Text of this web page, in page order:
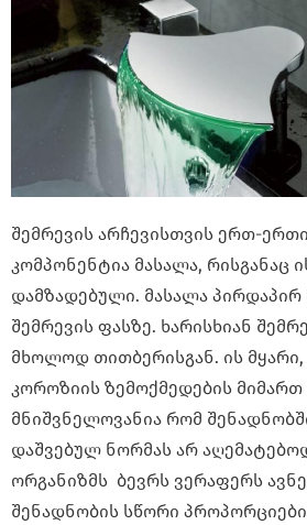
შემრევის არჩევისთვის ერთ-
კომპონენტია მასალა, რისგანაც
დამზადებული. მასალა პირდაპირ
შემრევის ფასზე. ხარისხიან
მხოლოდ თითბერისგან. ის
კოროზიის ზემოქმედების მიმართ
მნიშვნელოვანია რომ
დაშვებულ ნორმას არ
ორგანიზმს ბევრს ვერაფერს
შენადნობის სწორი